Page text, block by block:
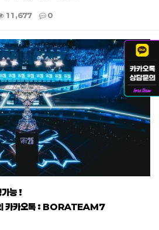
11,677 0
가능 !
카카오톡 : BORATEAM7